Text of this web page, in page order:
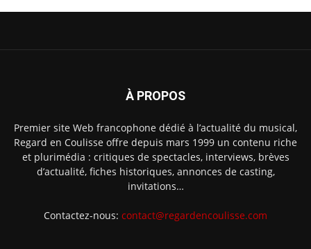
À PROPOS
Premier site Web francophone dédié à l’actualité du musical,
Regard en Coulisse offre depuis mars 1999 un contenu riche
et plurimédia : critiques de spectacles, interviews, brèves
d’actualité, fiches historiques, annonces de casting,
invitations…
Contactez-nous: contact@regardencoulisse.com